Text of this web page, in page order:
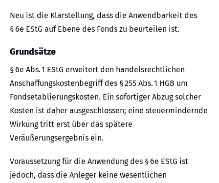
Neu ist die Klarstellung, dass die Anwendbarkeit des
§ 6e EStG auf Ebene des Fonds zu beurteilen ist.
Grundsätze
§ 6e Abs. 1 EStG erweitert den handelsrechtlichen
Anschaffungskostenbegriff des § 255 Abs. 1 HGB um
Fondsetablierungskosten. Ein sofortiger Abzug solcher
Kosten ist daher ausgeschlossen; eine steuermindernde
Wirkung tritt erst über das spätere
Veräußerungsergebnis ein.
Voraussetzung für die Anwendung des § 6e EStG ist
jedoch, dass die Anleger keine wesentlichen